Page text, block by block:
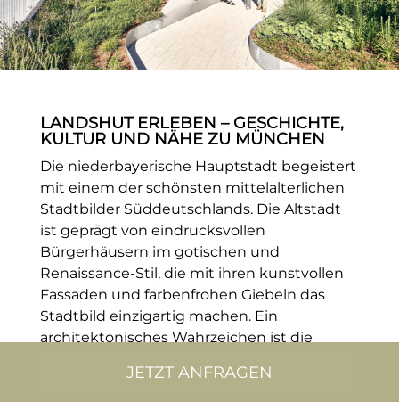
LANDSHUT ERLEBEN – GESCHICHTE,
KULTUR UND NÄHE ZU MÜNCHEN
Die niederbayerische Hauptstadt begeistert
mit einem der schönsten mittelalterlichen
Stadtbilder Süddeutschlands. Die Altstadt
ist geprägt von eindrucksvollen
Bürgerhäusern im gotischen und
Renaissance-Stil, die mit ihren kunstvollen
Fassaden und farbenfrohen Giebeln das
Stadtbild einzigartig machen. Ein
architektonisches Wahrzeichen ist die
Backsteinturm der Welt. Auch die
JETZT ANFRAGEN